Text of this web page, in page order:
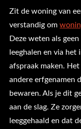
Zit de woning van
verstandig om
Deze weten als
leeghalen en via
afspraak maken.
andere erfgenamen
bewaren. Als je dit
aan de slag. Ze
leeggehaald en dat